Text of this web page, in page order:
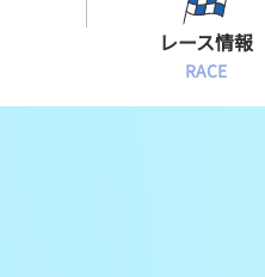
レース情報
RACE